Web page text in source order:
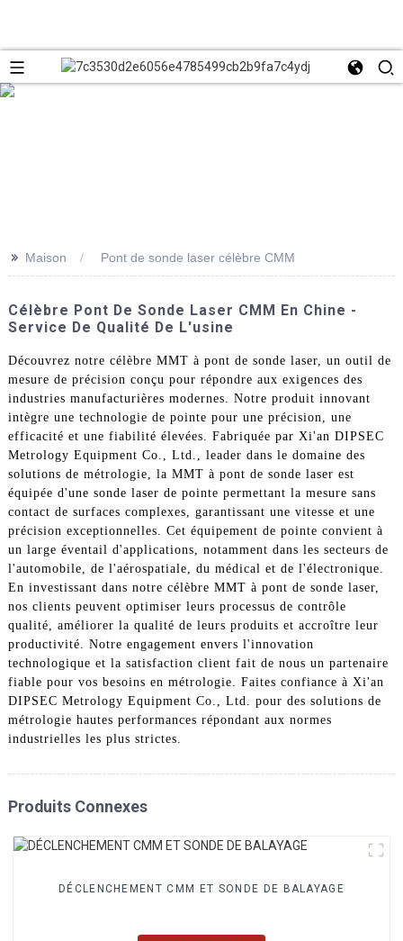
>> Maison Pont de sonde laser célèbre CMM
Célèbre Pont De Sonde Laser CMM En Chine -
Service De Qualité De L'usine
Découvrez notre célèbre MMT à pont de sonde laser, un outil de
mesure de précision conçu pour répondre aux exigences des
industries manufacturières modernes. Notre produit innovant
intègre une technologie de pointe pour une précision, une
efficacité et une fiabilité élevées. Fabriquée par Xi'an DIPSEC
Metrology Equipment Co., Ltd., leader dans le domaine des
solutions de métrologie, la MMT à pont de sonde laser est
équipée d'une sonde laser de pointe permettant la mesure sans
contact de surfaces complexes, garantissant une vitesse et une
précision exceptionnelles. Cet équipement de pointe convient à
un large éventail d'applications, notamment dans les secteurs de
l'automobile, de l'aérospatiale, du médical et de l'électronique.
En investissant dans notre célèbre MMT à pont de sonde laser,
nos clients peuvent optimiser leurs processus de contrôle
qualité, améliorer la qualité de leurs produits et accroître leur
productivité. Notre engagement envers l'innovation
technologique et la satisfaction client fait de nous un partenaire
fiable pour vos besoins en métrologie. Faites confiance à Xi'an
DIPSEC Metrology Equipment Co., Ltd. pour des solutions de
métrologie hautes performances répondant aux normes
industrielles les plus strictes.
Produits Connexes
DÉCLENCHEMENT CMM ET SONDE DE BALAYAGE